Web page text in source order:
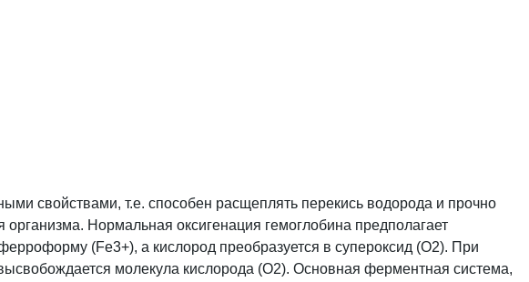
свойствами, т.е. способен расщеплять перекись водорода и прочно
Нормальная оксигенация гемоглобина предполагает
(Fe3+), а кислород преобразуется в супероксид (О2). При
молекула кислорода (О2). Основная ферментная система,